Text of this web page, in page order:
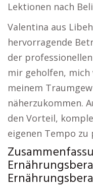
Lektionen nach
Valentina aus
hervorragende
der
mir geholfen,
meinem
näherzukommen.
den Vorteil,
eigenen Tempo